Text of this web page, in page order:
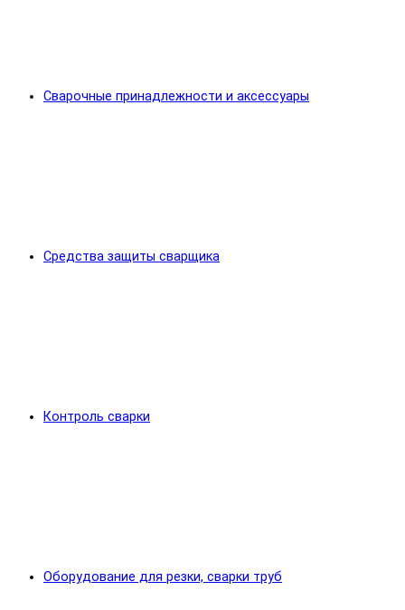
Сварочные принадлежности и аксессуары
Средства защиты сварщика
Контроль сварки
Оборудование для резки, сварки труб